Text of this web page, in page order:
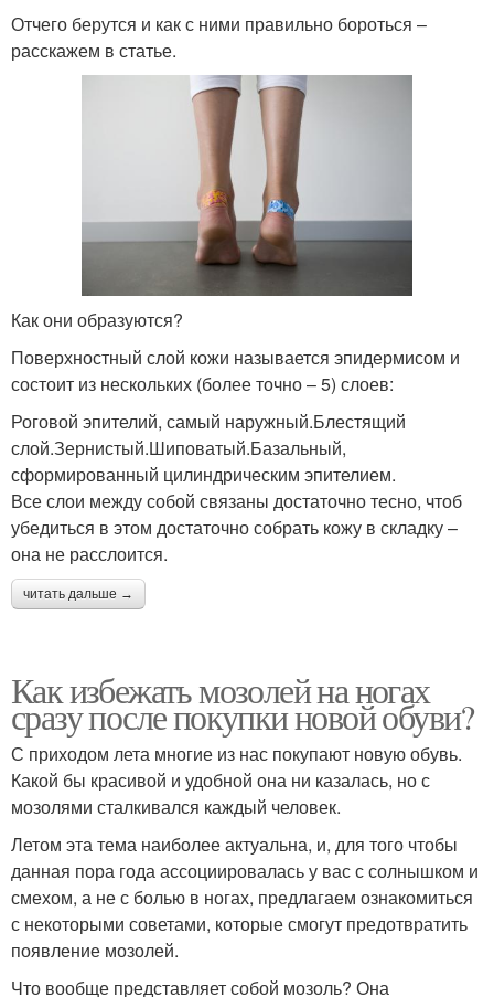
Отчего берутся и как с ними правильно бороться –
расскажем в статье.
Как они образуются?
Поверхностный слой кожи называется эпидермисом и
состоит из нескольких (более точно – 5) слоев:
Роговой эпителий, самый наружный.Блестящий
слой.Зернистый.Шиповатый.Базальный,
сформированный цилиндрическим эпителием.
Все слои между собой связаны достаточно тесно, чтоб
убедиться в этом достаточно собрать кожу в складку –
она не расслоится.
читать дальше →
Как избежать мозолей на ногах
сразу после покупки новой обуви?
С приходом лета многие из нас покупают новую обувь.
Какой бы красивой и удобной она ни казалась, но с
мозолями сталкивался каждый человек.
Летом эта тема наиболее актуальна, и, для того чтобы
данная пора года ассоциировалась у вас с солнышком и
смехом, а не с болью в ногах, предлагаем ознакомиться
с некоторыми советами, которые смогут предотвратить
появление мозолей.
Что вообще представляет собой мозоль? Она